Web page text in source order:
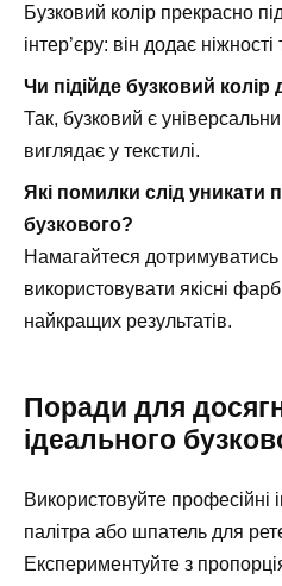
Бузковий колір прекрасно
інтер’єру: він додає
Чи підійде бузковий колір
Так, бузковий є
виглядає у текстилі.
Які помилки слід уникати
бузкового?
Намагайтеся дотримуватись
використовувати якісні
найкращих результатів.
Поради для
ідеального
Використовуйте професійні
палітра або шпатель для
Експериментуйте з